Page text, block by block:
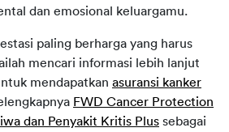
dan emosional keluargamu.
paling berharga yang harus
mencari informasi lebih lanjut
mendapatkan asuransi kanker
FWD Cancer Protection
dan Penyakit Kritis Plus sebagai